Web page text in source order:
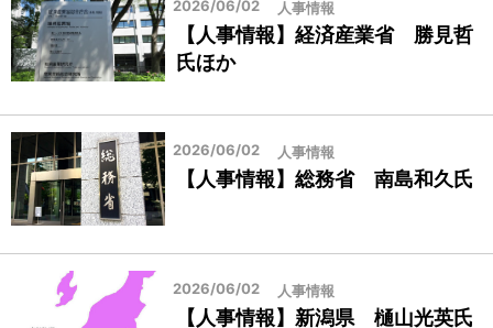
2026/06/02 人事情報
【人事情報】経済産業省 勝見哲
氏ほか
2026/06/02 人事情報
【人事情報】総務省 南島和久氏
2026/06/02 人事情報
【人事情報】新潟県 樋山光英氏